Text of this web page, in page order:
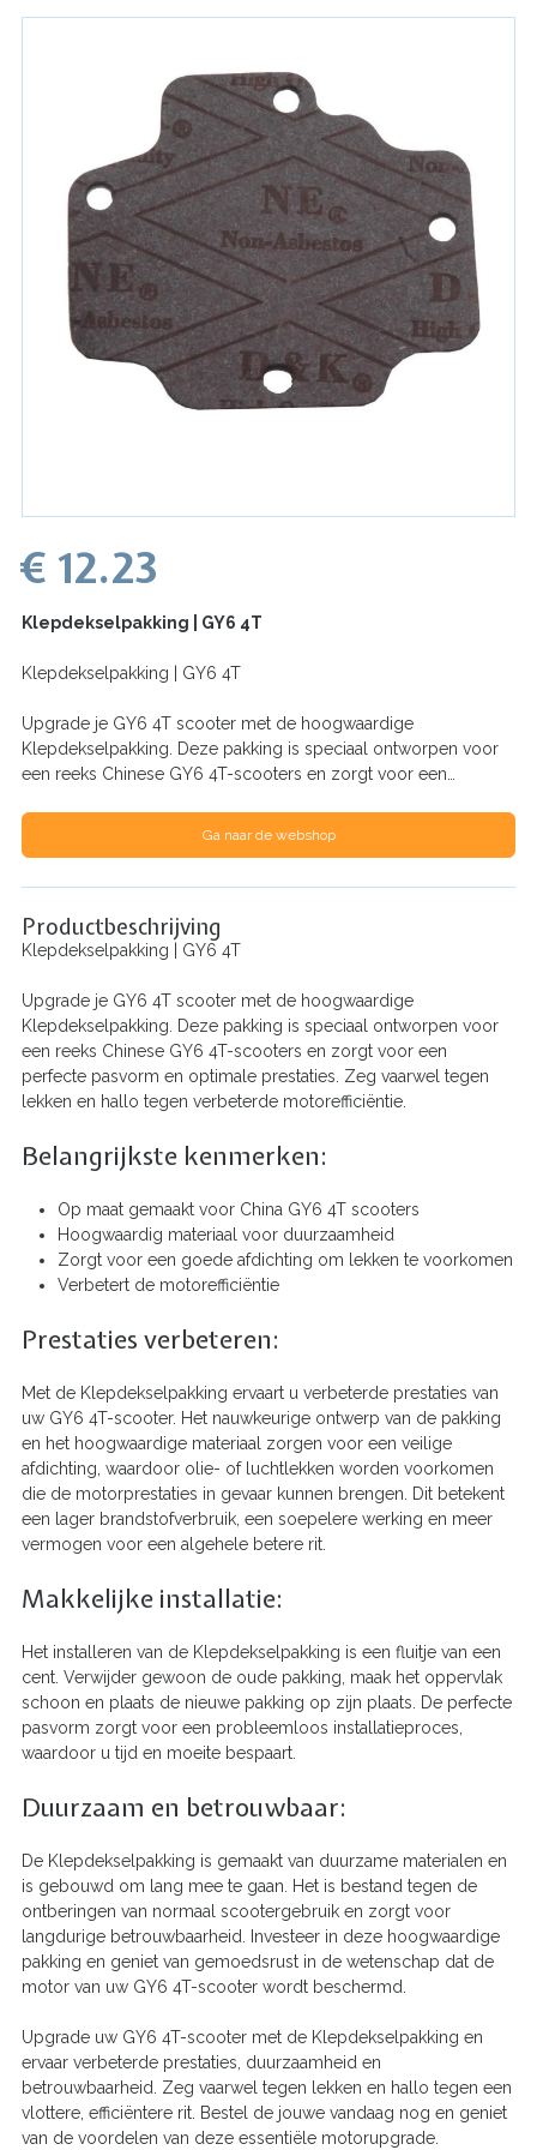
€ 12.23
Klepdekselpakking | GY6 4T
Klepdekselpakking | GY6 4T
Upgrade je GY6 4T scooter met de hoogwaardige
Klepdekselpakking. Deze pakking is speciaal ontworpen voor
een reeks Chinese GY6 4T-scooters en zorgt voor een…
Ga naar de webshop
Productbeschrijving
Klepdekselpakking | GY6 4T
Upgrade je GY6 4T scooter met de hoogwaardige
Klepdekselpakking. Deze pakking is speciaal ontworpen voor
een reeks Chinese GY6 4T-scooters en zorgt voor een
perfecte pasvorm en optimale prestaties. Zeg vaarwel tegen
lekken en hallo tegen verbeterde motorefficiëntie.
Belangrijkste kenmerken:
Op maat gemaakt voor China GY6 4T scooters
Hoogwaardig materiaal voor duurzaamheid
Zorgt voor een goede afdichting om lekken te voorkomen
Verbetert de motorefficiëntie
Prestaties verbeteren:
Met de Klepdekselpakking ervaart u verbeterde prestaties van
uw GY6 4T-scooter. Het nauwkeurige ontwerp van de pakking
en het hoogwaardige materiaal zorgen voor een veilige
afdichting, waardoor olie- of luchtlekken worden voorkomen
die de motorprestaties in gevaar kunnen brengen. Dit betekent
een lager brandstofverbruik, een soepelere werking en meer
vermogen voor een algehele betere rit.
Makkelijke installatie:
Het installeren van de Klepdekselpakking is een fluitje van een
cent. Verwijder gewoon de oude pakking, maak het oppervlak
schoon en plaats de nieuwe pakking op zijn plaats. De perfecte
pasvorm zorgt voor een probleemloos installatieproces,
waardoor u tijd en moeite bespaart.
Duurzaam en betrouwbaar:
De Klepdekselpakking is gemaakt van duurzame materialen en
is gebouwd om lang mee te gaan. Het is bestand tegen de
ontberingen van normaal scootergebruik en zorgt voor
langdurige betrouwbaarheid. Investeer in deze hoogwaardige
pakking en geniet van gemoedsrust in de wetenschap dat de
motor van uw GY6 4T-scooter wordt beschermd.
Upgrade uw GY6 4T-scooter met de Klepdekselpakking en
ervaar verbeterde prestaties, duurzaamheid en
betrouwbaarheid. Zeg vaarwel tegen lekken en hallo tegen een
vlottere, efficiëntere rit. Bestel de jouwe vandaag nog en geniet
van de voordelen van deze essentiële motorupgrade.